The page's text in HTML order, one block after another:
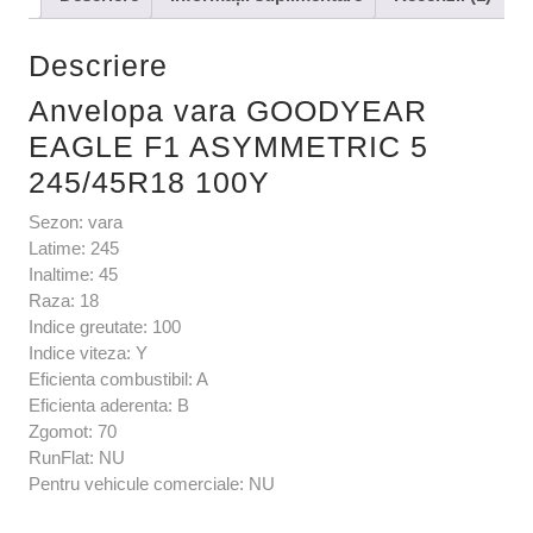
Descriere
Anvelopa vara GOODYEAR
EAGLE F1 ASYMMETRIC 5
245/45R18 100Y
Sezon: vara
Latime: 245
Inaltime: 45
Raza: 18
Indice greutate: 100
Indice viteza: Y
Eficienta combustibil: A
Eficienta aderenta: B
Zgomot: 70
RunFlat: NU
Pentru vehicule comerciale: NU